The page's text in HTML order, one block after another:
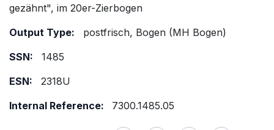
gezähnt", im 20er-Zierbogen
Output Type:
postfrisch, Bogen (MH Bogen)
SSN:
1485
ESN:
2318U
Internal Reference:
7300.1485.05